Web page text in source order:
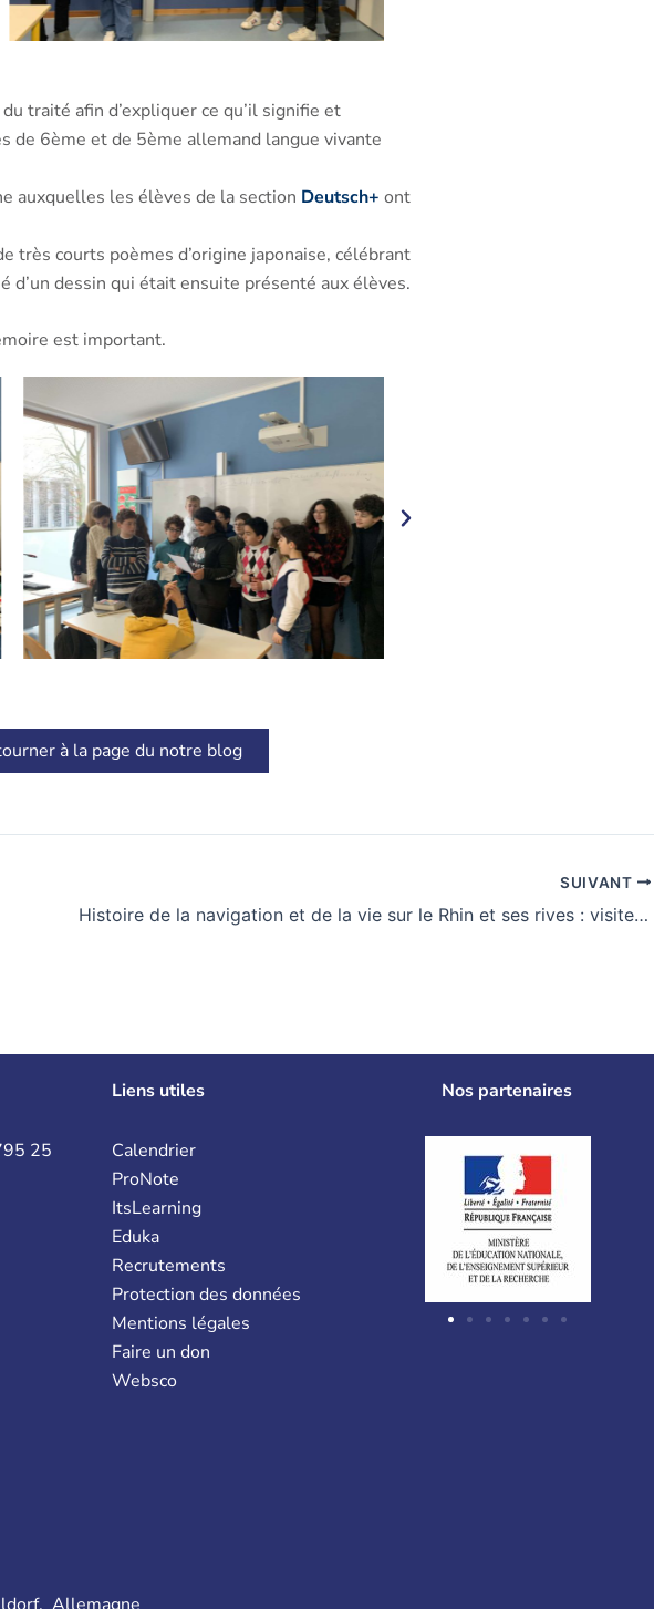
traité afin d’expliquer ce qu’il signifie et
de 6ème et de 5ème allemand langue vivante
auxquelles les élèves de la section Deutsch+ ont
très courts poèmes d’origine japonaise, célébrant
d’un dessin qui était ensuite présenté aux élèves.
est important.
à la page du notre blog
SUIVANT
Histoire de la navigation et de la vie sur le Rhin et ses rives : visite au musée Schifffahrtmuseum
25
Liens utiles
Calendrier
ProNote
ItsLearning
Eduka
Recrutements
Protection des données
Mentions légales
Faire un don
Websco
Nos partenaires